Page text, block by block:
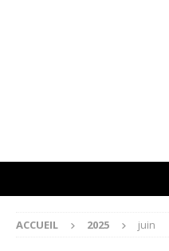
ACCUEIL 2025 juin